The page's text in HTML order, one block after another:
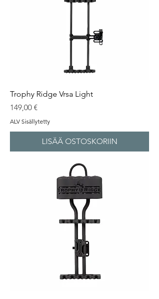
Trophy Ridge Vrsa Light
Hinta
149,00 €
ALV Sisällytetty
LISÄÄ OSTOSKORIIN